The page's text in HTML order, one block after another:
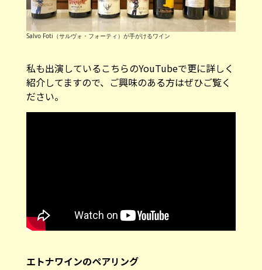
Salvo Foti（サルヴォ・フォーティ）が手がけるワイン
私も出演しているこちらのYouTubeで更に詳しく
紹介してますので、ご興味のある方はぜひご覧く
ださい。
エトナワインのペアリング